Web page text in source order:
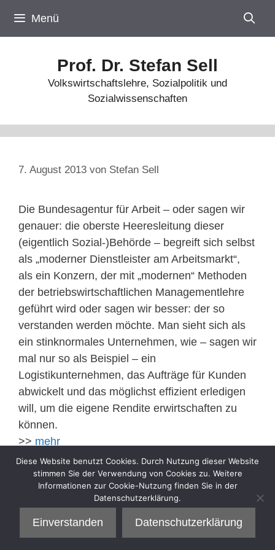
Inhalt
springen
Menü
Prof. Dr. Stefan Sell
Volkswirtschaftslehre, Sozialpolitik und
Sozialwissenschaften
7. August 2013 von Stefan Sell
Die Bundesagentur für Arbeit – oder sagen wir
genauer: die oberste Heeresleitung dieser
(eigentlich Sozial-)Behörde – begreift sich selbst
als „moderner Dienstleister am Arbeitsmarkt“,
als ein Konzern, der mit „modernen“ Methoden
der betriebswirtschaftlichen Managementlehre
geführt wird oder sagen wir besser: der so
verstanden werden möchte. Man sieht sich als
ein stinknormales Unternehmen, wie – sagen wir
mal nur so als Beispiel – ein
Logistikunternehmen, das Aufträge für Kunden
abwickelt und das möglichst effizient erledigen
will, um die eigene Rendite erwirtschaften zu
können.
>> mehr
Kategorien
Sell
Diese Website benutzt Cookies. Durch Nutzung dieser Website
stimmen Sie der Verwendung von Cookies zu. Weitere
Informationen zur Cookie-Nutzung finden Sie in der
Datenschutzerklärung.
Einverstanden Datenschutzerklärung